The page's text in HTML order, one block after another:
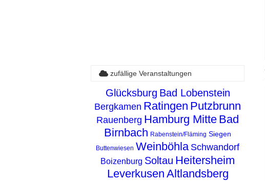
zufällige Veranstaltungen
Glücksburg Bad Lobenstein
Bergkamen Ratingen Putzbrunn
Rauenberg Hamburg Mitte Bad
Birnbach Rabenstein/Fläming Siegen
Buttenwiesen Weinböhla Schwandorf
Boizenburg Soltau Heitersheim
Leverkusen Altlandsberg